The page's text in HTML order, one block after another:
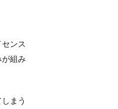
ンス
組み
まう